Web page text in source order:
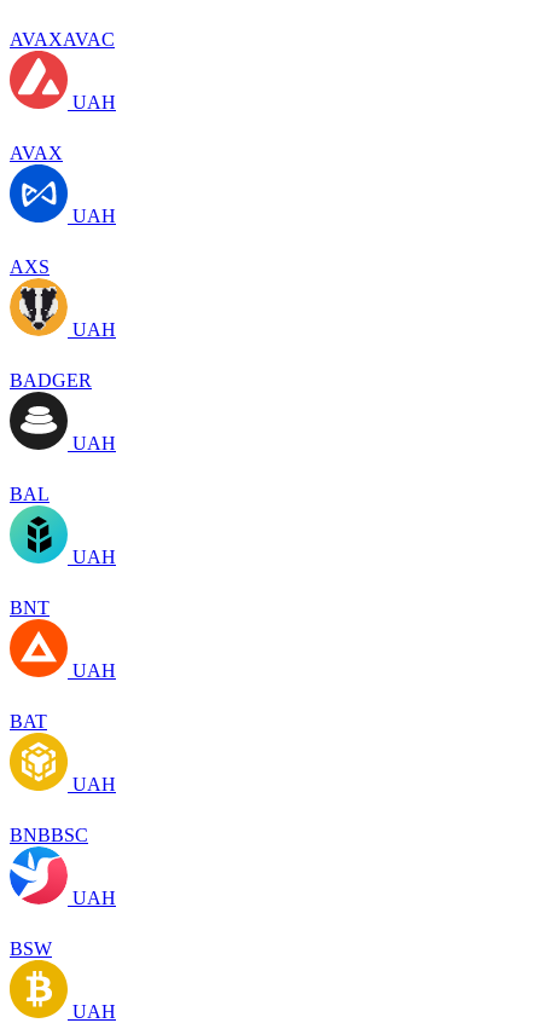
AVAXAVAC
UAH
AVAX
UAH
AXS
UAH
BADGER
UAH
BAL
UAH
BNT
UAH
BAT
UAH
BNBBSC
UAH
BSW
UAH